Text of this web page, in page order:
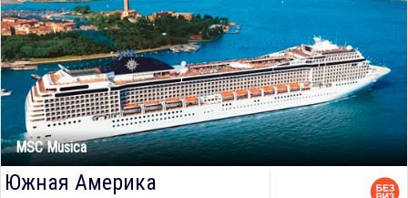
MSC Musica
Южная Америка